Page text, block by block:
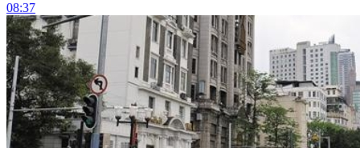
08:37